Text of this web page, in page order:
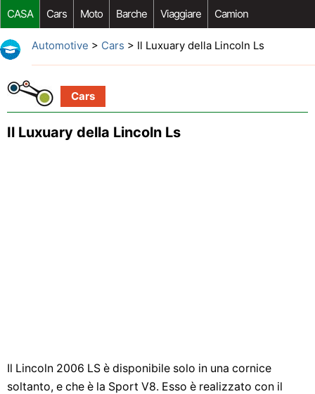
CASA Cars Moto Barche Viaggiare Camion
Riparazione Auto Acquisto Auto Car Opzioni Aftermarket
Automotive > Cars > Il Luxuary della Lincoln Ls
Cars
Il Luxuary della Lincoln Ls
Il Lincoln 2006 LS è disponibile solo in una cornice
soltanto, e che è la Sport V8. Esso è realizzato con il